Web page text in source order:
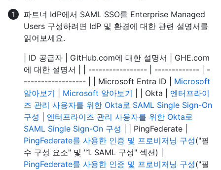
파트너 IdP에서 SAML SSO를 Enterprise Managed
Users 구성하려면 IdP 및 환경에 대한 관련 설명서를
읽어보세요.
| ID 공급자 | GitHub.com에 대한 설명서 | GHE.com
에 대한 설명서 | | ----------------- | ------------- | -
------------------ | | Microsoft Entra ID | Microsoft
알아보기
Microsoft 알아보기 | | Okta | 엔터프라이
즈 관리 사용자를 위한 Okta로 SAML Single Sign-On
구성
엔터프라이즈 관리 사용자를 위한 Okta로
SAML Single Sign-On 구성 | | PingFederate |
PingFederate를 사용한 인증 및 프로비저닝 구성("필
수 구성 요소" 및 "1. SAML 구성" 섹션) |
PingFederate를 사용한 인증 및 프로비저닝 구성("필